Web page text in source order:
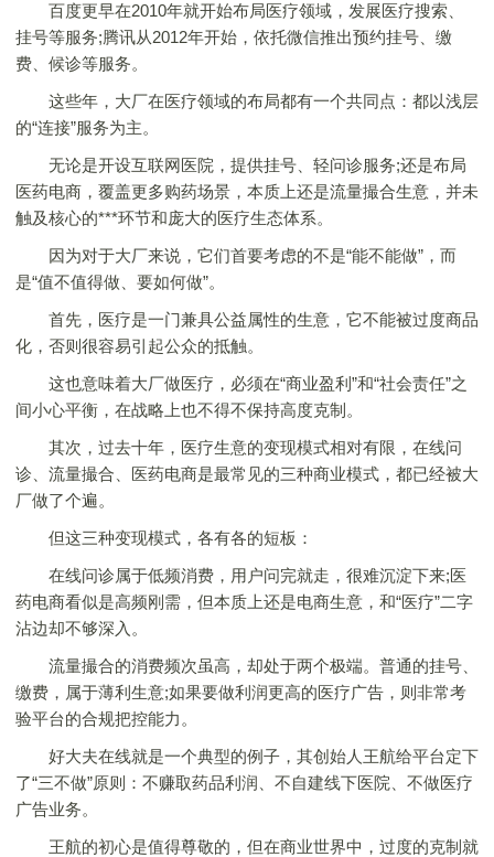
百度更早在2010年就开始布局医疗领域，发展医疗搜索、
挂号等服务;腾讯从2012年开始，依托微信推出预约挂号、缴
费、候诊等服务。
这些年，大厂在医疗领域的布局都有一个共同点：都以浅层
的“连接”服务为主。
无论是开设互联网医院，提供挂号、轻问诊服务;还是布局
医药电商，覆盖更多购药场景，本质上还是流量撮合生意，并未
触及核心的***环节和庞大的医疗生态体系。
因为对于大厂来说，它们首要考虑的不是“能不能做”，而
是“值不值得做、要如何做”。
首先，医疗是一门兼具公益属性的生意，它不能被过度商品
化，否则很容易引起公众的抵触。
这也意味着大厂做医疗，必须在“商业盈利”和“社会责任”之
间小心平衡，在战略上也不得不保持高度克制。
其次，过去十年，医疗生意的变现模式相对有限，在线问
诊、流量撮合、医药电商是最常见的三种商业模式，都已经被大
厂做了个遍。
但这三种变现模式，各有各的短板：
在线问诊属于低频消费，用户问完就走，很难沉淀下来;医
药电商看似是高频刚需，但本质上还是电商生意，和“医疗”二字
沾边却不够深入。
流量撮合的消费频次虽高，却处于两个极端。普通的挂号、
缴费，属于薄利生意;如果要做利润更高的医疗广告，则非常考
验平台的合规把控能力。
好大夫在线就是一个典型的例子，其创始人王航给平台定下
了“三不做”原则：不赚取药品利润、不自建线下医院、不做医疗
广告业务。
王航的初心是值得尊敬的，但在商业世界中，过度的克制就